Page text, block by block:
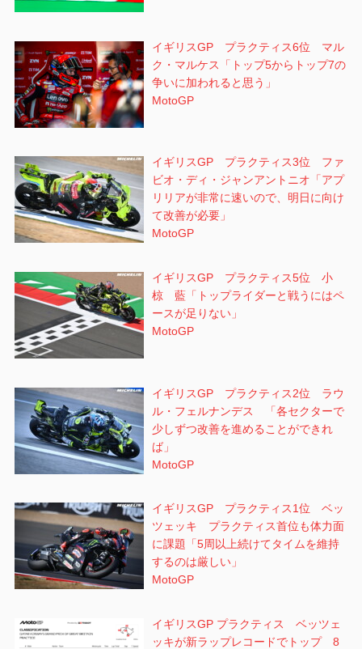
イギリスGP プラクティス6位 マル
ク・マルケス「トップ5からトップ7の
争いに加われると思う」
MotoGP
イギリスGP プラクティス3位 ファ
ビオ・ディ・ジャンアントニオ「アプ
リリアが非常に速いので、明日に向け
て改善が必要」
MotoGP
イギリスGP プラクティス5位 小
椋 藍「トップライダーと戦うにはペ
ースが足りない」
MotoGP
イギリスGP プラクティス2位 ラウ
ル・フェルナンデス 「各セクターで
少しずつ改善を進めることができれ
ば」
MotoGP
イギリスGP プラクティス1位 ベッ
ツェッキ プラクティス首位も体力面
に課題「5周以上続けてタイムを維持
するのは厳しい」
MotoGP
イギリスGP プラクティス ベッツェ
ッキが新ラップレコードでトップ 8